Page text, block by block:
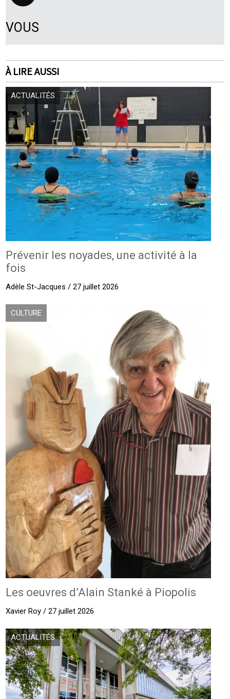
VOUS
À LIRE AUSSI
ACTUALITÉS
Prévenir les noyades, une activité à la
fois
Adèle St-Jacques / 27 juillet 2026
CULTURE
Les oeuvres d’Alain Stanké à Piopolis
Xavier Roy / 27 juillet 2026
ACTUALITÉS